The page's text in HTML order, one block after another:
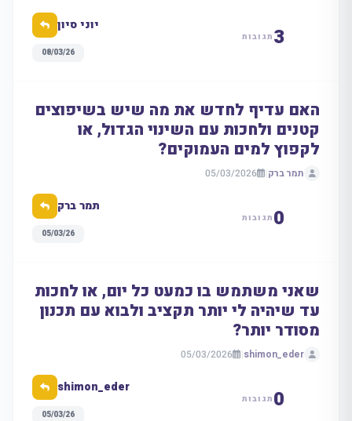
3 תגובות
יוני סיון
08/03/26
האם עדיף לחדש את מה שיש בשיפוצים
קטנים ולחכות עם השינוי הגדול, או
לקפוץ למים העמוקים?
תמר ברק|
05/03/2026
0 תגובות
תמר ברק
05/03/26
שאני משתמש בו כמעט כל יום, או לחכות
עד שיהיה לי יותר תקציב ולבוא עם תכנון
מסודר יותר?
shimon_eder
|
05/03/2026
0 תגובות
shimon_eder
05/03/26